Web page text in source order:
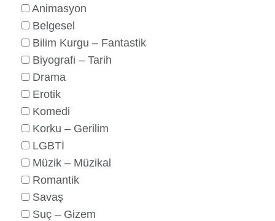
Animasyon
Belgesel
Bilim Kurgu – Fantastik
Biyografi – Tarih
Drama
Erotik
Komedi
Korku – Gerilim
LGBTİ
Müzik – Müzikal
Romantik
Savaş
Suç – Gizem